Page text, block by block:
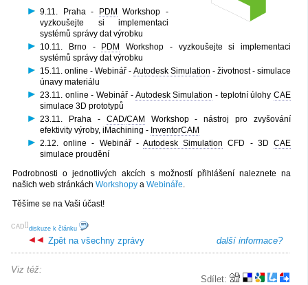
9.11. Praha -
PDM
Workshop -
vyzkoušejte si implementaci
systémů správy dat výrobku
10.11. Brno -
PDM
Workshop - vyzkoušejte si implementaci
systémů správy dat výrobku
15.11. online - Webinář - Autodesk Simulation - životnost - simulace
únavy materiálu
23.11. online - Webinář - Autodesk Simulation - teplotní úlohyCAE
simulace 3D prototypů
23.11. Praha - CAD/CAM
Workshop - nástroj pro zvyšování
efektivity výroby, iMachining - InventorCAM
2.12. online - Webinář - Autodesk Simulation CFD - 3DCAE
simulace proudění
Podrobnosti o jednotlivých akcích s možností přihlášení naleznete na
našich web stránkách Workshopy a Webináře.
Těšíme se na Vaši účast!
[
CAD ]
diskuze k článku
další informace?
Zpět na všechny zprávy
Sdílet:
Viz též: